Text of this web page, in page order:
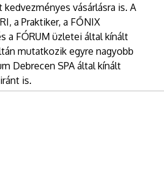
vásárlásra is. A
a Praktiker, a FŐNIX
a FÓRUM üzletei által kínált
mutatkozik egyre nagyobb
Debrecen SPA által kínált
is.